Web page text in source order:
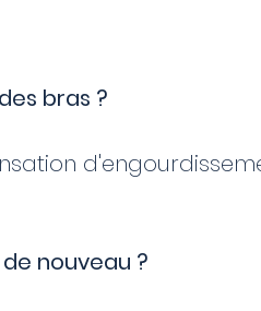
bras ?
nouveau ?